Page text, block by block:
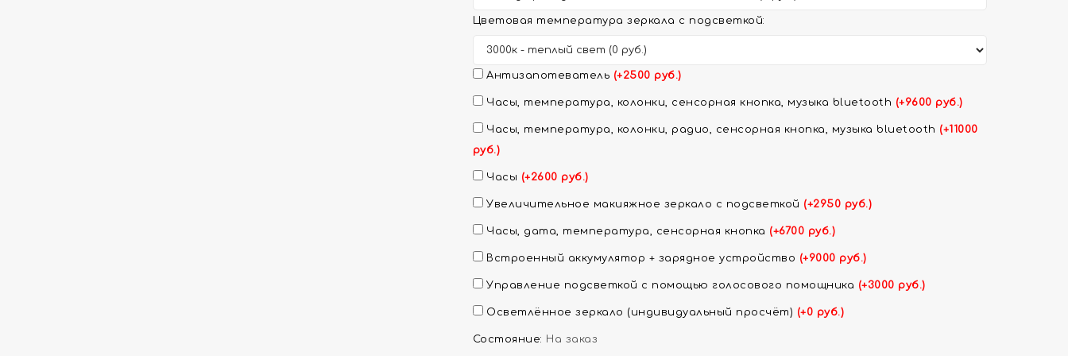
Цветовая температура зеркала с подсветкой:
Антизапотеватель (+2500 руб.)
Часы, температура, колонки, сенсорная кнопка, музыка bluetooth (+9600 руб.)
Часы, температура, колонки, радио, сенсорная кнопка, музыка bluetooth (+11000
руб.)
Часы (+2600 руб.)
Увеличительное макияжное зеркало с подсветкой (+2950 руб.)
Часы, дата, температура, сенсорная кнопка (+6700 руб.)
Встроенный аккумулятор + зарядное устройство (+9000 руб.)
Управление подсветкой с помощью голосового помощника (+3000 руб.)
Осветлённое зеркало (индивидуальный просчёт) (+0 руб.)
Состояние: На заказ